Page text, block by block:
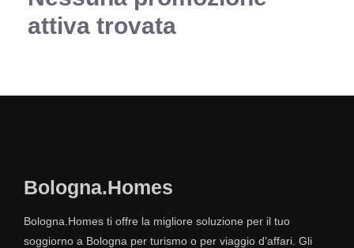
attiva trovata
Bologna.Homes
Bologna.Homes ti offre la migliore soluzione per il tuo
soggiorno a Bologna per turismo o per viaggio d’affari. Gli